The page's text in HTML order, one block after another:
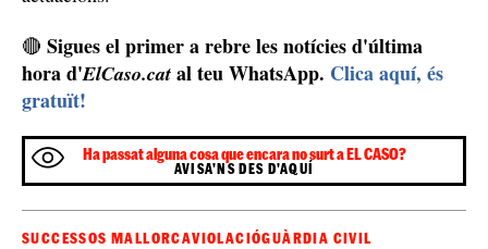
🔴 Sigues el primer a rebre les notícies d'última
hora d'ElCaso.cat al teu WhatsApp. Clica aquí, és
gratuït!
Ha passat alguna cosa que encara no surt a EL CASO?
AVISA'NS DES D'AQUÍ
SUCCESSOS MALLORCAVIOLACIÓGUÀRDIA CIVIL